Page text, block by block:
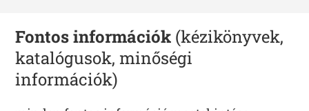
Fontos információk (kézikönyvek,
katalógusok, minőségi
információk)